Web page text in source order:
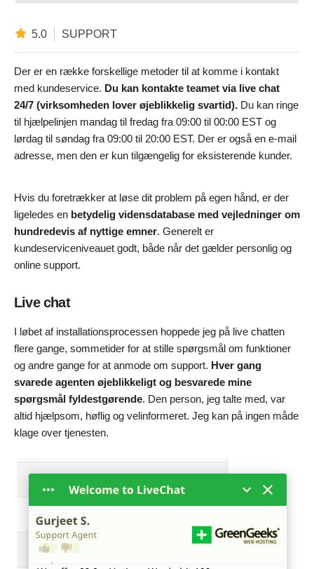
5.0 SUPPORT
Der er en række forskellige metoder til at komme i kontakt
med kundeservice. Du kan kontakte teamet via live chat
24/7 (virksomheden lover øjeblikkelig svartid). Du kan ringe
til hjælpelinjen mandag til fredag fra 09:00 til 00:00 EST og
lørdag til søndag fra 09:00 til 20:00 EST. Der er også en e-mail
adresse, men den er kun tilgængelig for eksisterende kunder.
Hvis du foretrækker at løse dit problem på egen hånd, er der
ligeledes en betydelig vidensdatabase med vejledninger om
hundredevis af nyttige emner. Generelt er
kundeserviceniveauet godt, både når det gælder personlig og
online support.
Live chat
I løbet af installationsprocessen hoppede jeg på live chatten
flere gange, sommetider for at stille spørgsmål om funktioner
og andre gange for at anmode om support. Hver gang
svarede agenten øjeblikkeligt og besvarede mine
spørgsmål fyldestgørende. Den person, jeg talte med, var
altid hjælpsom, høflig og velinformeret. Jeg kan på ingen måde
klage over tjenesten.